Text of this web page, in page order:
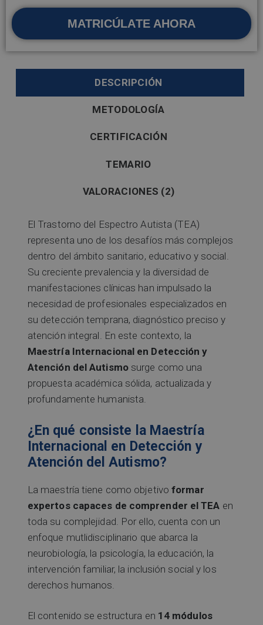
MATRICÚLATE AHORA
DESCRIPCIÓN
METODOLOGÍA
CERTIFICACIÓN
TEMARIO
VALORACIONES (2)
El Trastorno del Espectro Autista (TEA)
representa uno de los desafíos más complejos
dentro del ámbito sanitario, educativo y social.
Su creciente prevalencia y la diversidad de
manifestaciones clínicas han impulsado la
necesidad de profesionales especializados en
su detección temprana, diagnóstico preciso y
atención integral. En este contexto, la
Maestría Internacional en Detección y
Atención del Autismosurge como una
propuesta académica sólida, actualizada y
profundamente humanista.
¿En qué consiste la Maestría
Internacional en Detección y
Atención del Autismo?
La maestría tiene como objetivoformar
expertos capaces de comprender el TEA en
toda su complejidad. Por ello, cuenta con un
enfoque mutlidisciplinario que abarca la
neurobiología, la psicología, la educación, la
intervención familiar, la inclusión social y los
derechos humanos.
El contenido se estructura en 14 módulos